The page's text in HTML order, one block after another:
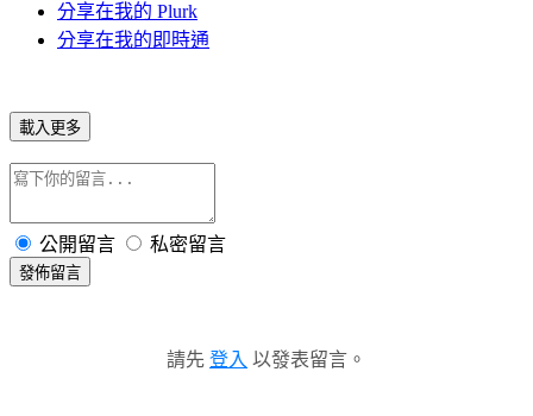
分享在我的 Plurk
分享在我的即時通
載入更多
公開留言 私密留言
發佈留言
請先 登入 以發表留言。